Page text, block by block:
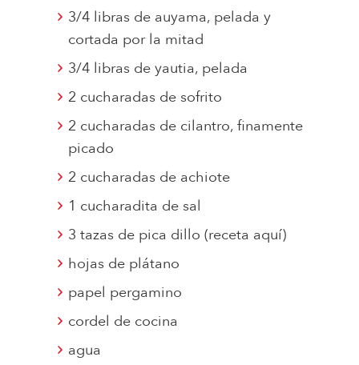
3/4 libras de auyama, pelada y
cortada por la mitad
3/4 libras de yautia, pelada
2 cucharadas de sofrito
2 cucharadas de cilantro, finamente
picado
2 cucharadas de achiote
1 cucharadita de sal
3 tazas de pica dillo (receta aquí)
hojas de plátano
papel pergamino
cordel de cocina
agua